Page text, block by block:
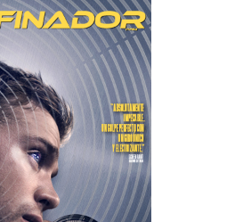
Título Original:
Estreno Argentina:
Género:
Suspenso
Duración:
País de Origen: